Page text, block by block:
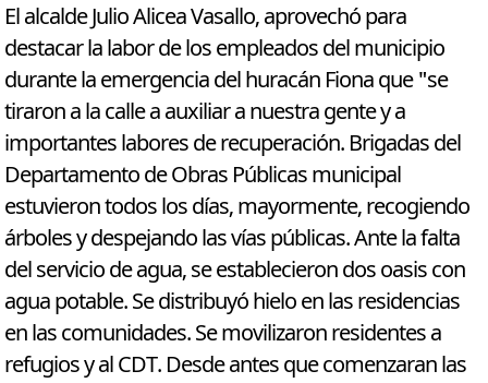
El alcalde Julio Alicea Vasallo, aprovechó para
destacar la labor de los empleados del municipio
durante la emergencia del huracán Fiona que "se
tiraron a la calle a auxiliar a nuestra gente y a
importantes labores de recuperación. Brigadas del
Departamento de Obras Públicas municipal
estuvieron todos los días, mayormente, recogiendo
árboles y despejando las vías públicas. Ante la falta
del servicio de agua, se establecieron dos oasis con
agua potable. Se distribuyó hielo en las residencias
en las comunidades. Se movilizaron residentes a
refugios y al CDT. Desde antes que comenzaran las